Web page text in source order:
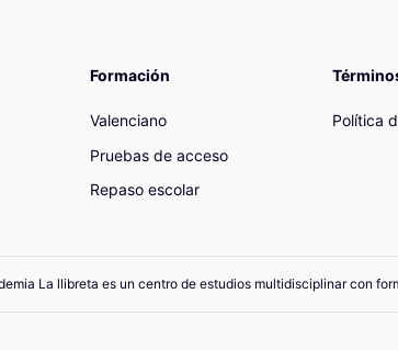
Formación
Valenciano
Pruebas de acceso
Repaso escolar
Política
La llibreta es un centro de estudios multidisciplinar con